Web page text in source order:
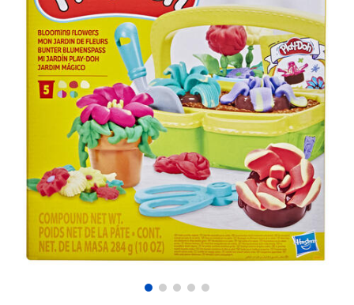
玩具車,貨車,火車及遙控系列
手工藝,文具,蠟筆,泥膠,畫板
娃娃, 芭比,收藏公仔
電子玩具
遊戲及拼圖系列
益智學習玩具
Mini Brands
Play-Doh培樂多
Pokemon寶可夢
playpop
LEGO樂高
LeapFrog跳跳蛙
8~11歳
12~14歳
14歳以上